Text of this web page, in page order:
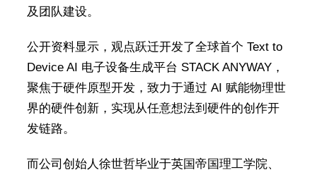
及团队建设。
公开资料显示，观点跃迁开发了全球首个 Text to
Device AI 电子设备生成平台 STACK ANYWAY，
聚焦于硬件原型开发，致力于通过 AI 赋能物理世
界的硬件创新，实现从任意想法到硬件的创作开
发链路。
而公司创始人徐世哲毕业于英国帝国理工学院、